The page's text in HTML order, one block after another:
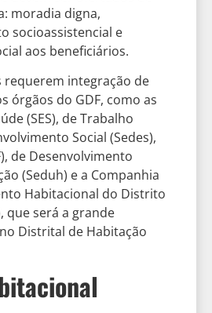
moradia digna,
socioassistencial e
aos beneficiários.
requerem integração de
órgãos do GDF, como as
(SES), de Trabalho
Social (Sedes),
de Desenvolvimento
(Seduh) e a Companhia
Habitacional do Distrito
que será a grande
Distrital de Habitação